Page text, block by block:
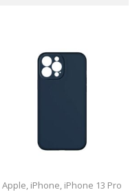
Apple, iPhone, iPhone 13 Pro